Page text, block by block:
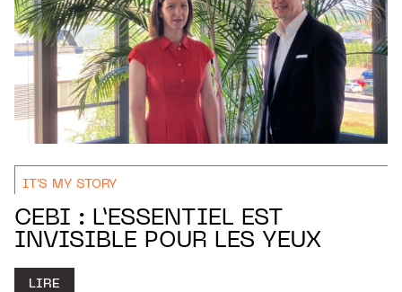
IT'S MY STORY
CEBI : L’ESSENTIEL EST
INVISIBLE POUR LES YEUX
LIRE